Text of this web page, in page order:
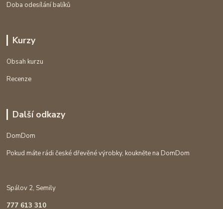
Doba odesílání balíků
Kurzy
Obsah kurzu
Recenze
Další odkazy
DomDom
Pokud máte rádi české dřevěné výrobky, koukněte na DomDom
Spálov 2, Semily
777 613 310